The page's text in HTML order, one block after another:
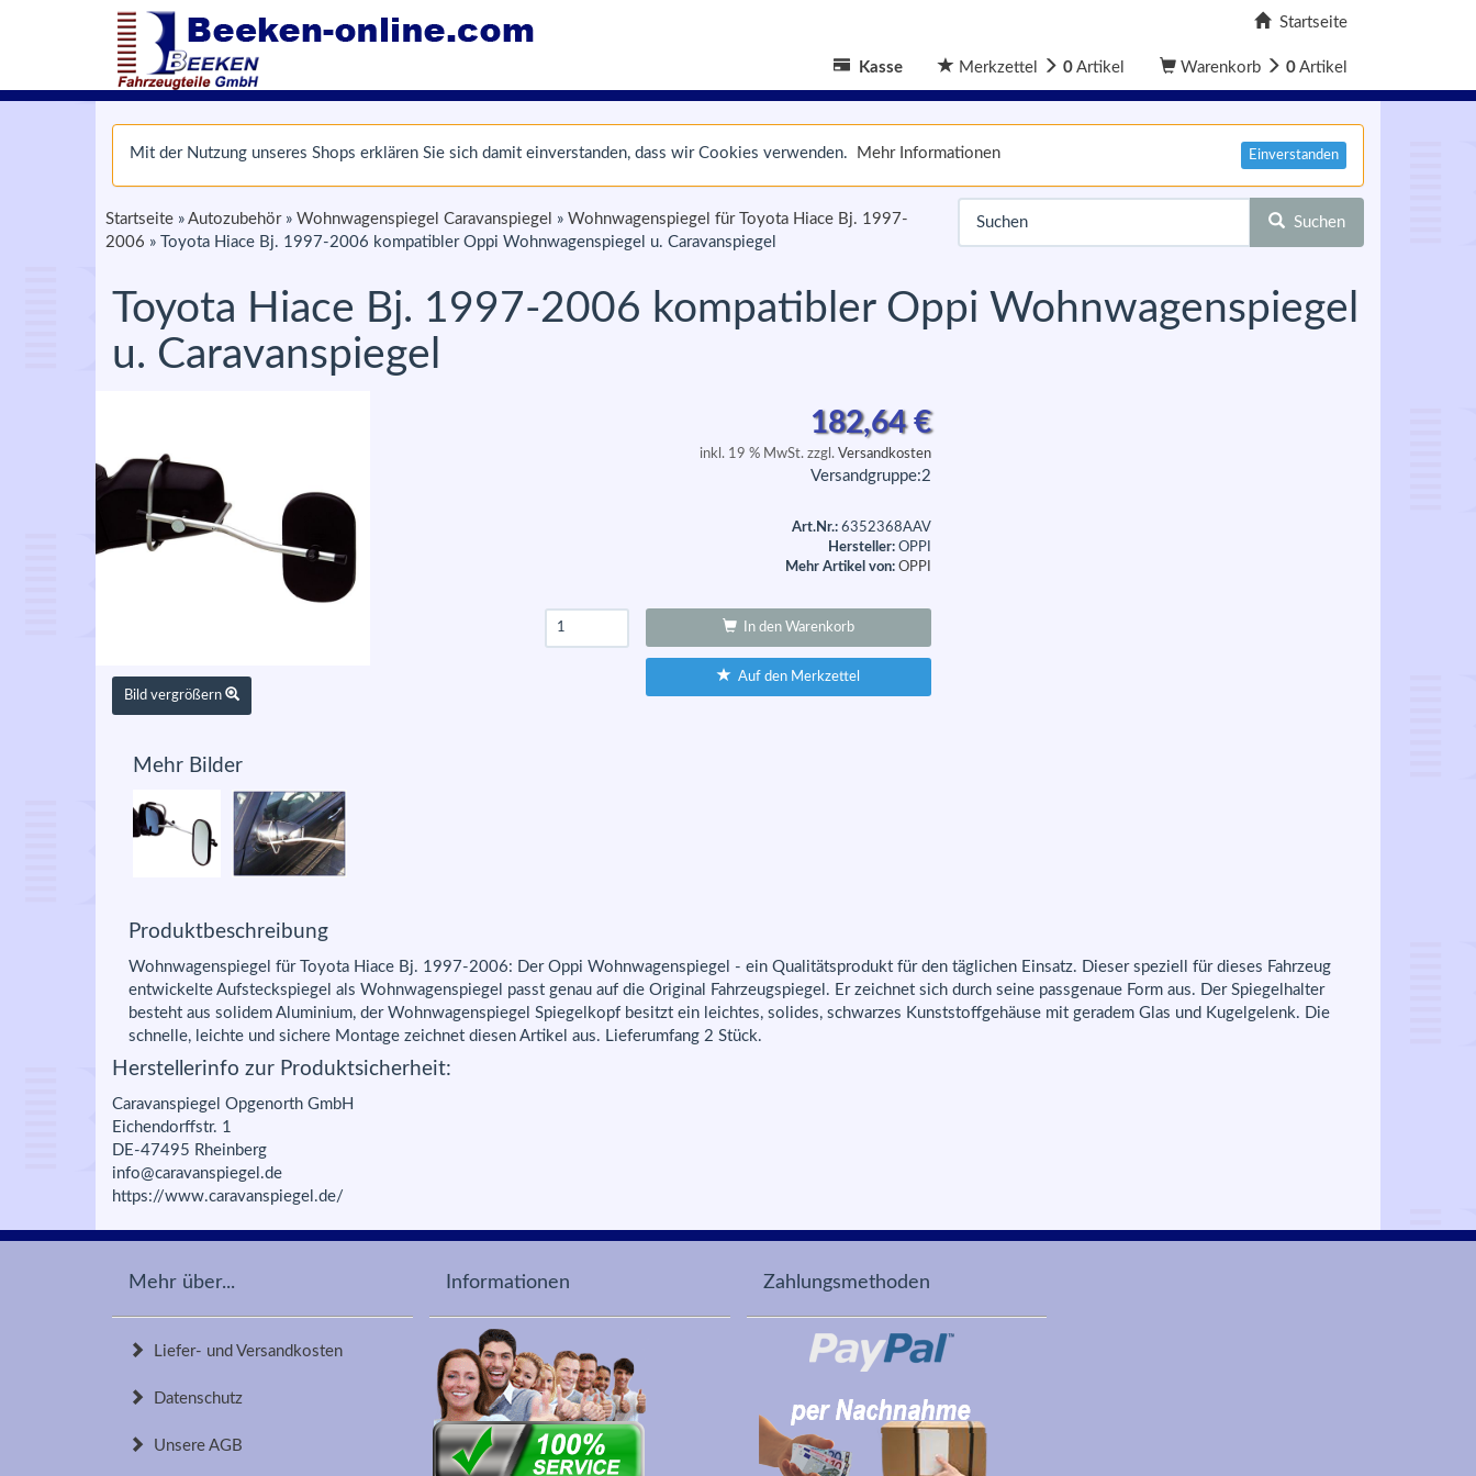
Startseite
Kasse Merkzettel 0 Artikel Warenkorb 0 Artikel
Mit der Nutzung unseres Shops erklären Sie sich damit einverstanden, dass wir Cookies verwenden. Mehr Informationen Einverstanden
Startseite » Autozubehör» Wohnwagenspiegel Caravanspiegel » Wohnwagenspiegel für Toyota Hiace Bj. 1997-
2006 » Toyota Hiace Bj. 1997-2006 kompatibler Oppi Wohnwagenspiegel u. Caravanspiegel
Suchen
Toyota Hiace Bj. 1997-2006 kompatibler Oppi Wohnwagenspiegel
u. Caravanspiegel
Bild vergrößern
182,64€
inkl. 19 % MwSt. zzgl. Versandkosten
Versandgruppe:2
Art.Nr.: 6352368AAV
Hersteller: OPPI
Mehr Artikel von: OPPI
In den Warenkorb
Auf den Merkzettel
Mehr Bilder
Produktbeschreibung
Wohnwagenspiegel für Toyota Hiace Bj. 1997-2006: Der Oppi Wohnwagenspiegel - ein Qualitätsprodukt für den täglichen Einsatz. Dieser speziell für dieses Fahrzeug
entwickelte Aufsteckspiegel als Wohnwagenspiegel passt genau auf die Original Fahrzeugspiegel. Er zeichnet sich durch seine passgenaue Form aus. Der Spiegelhalter
besteht aus solidem Aluminium, der Wohnwagenspiegel Spiegelkopf besitzt ein leichtes, solides, schwarzes Kunststoffgehäuse mit geradem Glas und Kugelgelenk. Die
schnelle, leichte und sichere Montage zeichnet diesen Artikel aus. Lieferumfang 2 Stück.
Herstellerinfo zur Produktsicherheit:
Caravanspiegel Opgenorth GmbH
Eichendorffstr. 1
DE-47495 Rheinberg
info@caravanspiegel.de
https://www.caravanspiegel.de/
Mehr über...
Liefer- und Versandkosten
Datenschutz
Unsere AGB
Informationen Zahlungsmethoden